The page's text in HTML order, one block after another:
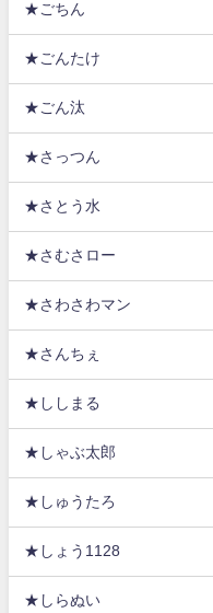
★ごちん
★ごんたけ
★ごん汰
★さっつん
★さとう水
★さむさロー
★さわさわマン
★さんちぇ
★ししまる
★しゃぶ太郎
★しゅうたろ
★しょう1128
★しらぬい